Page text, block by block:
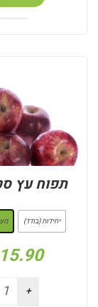
תפוח עץ
יחידות (בודד)